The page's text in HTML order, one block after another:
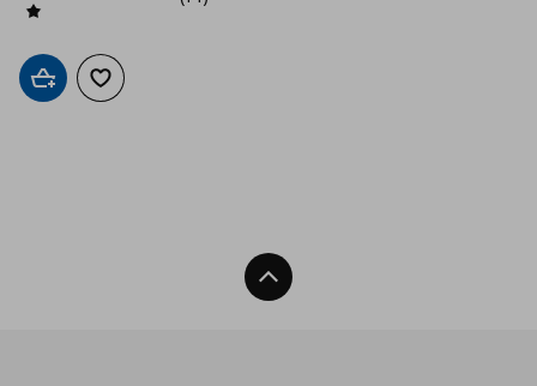
Добави в кошницата
Добави към списъка с любими
Нагоре